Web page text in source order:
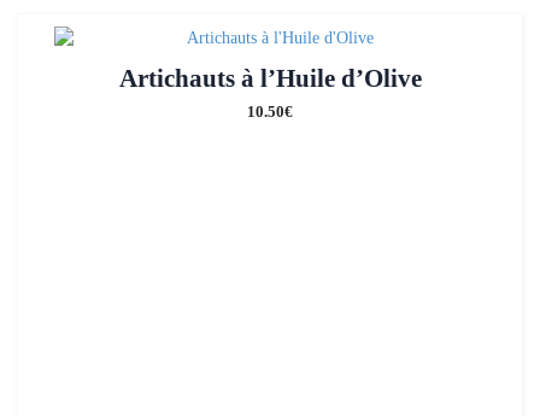
Artichauts à l’Huile d’Olive
10.50€